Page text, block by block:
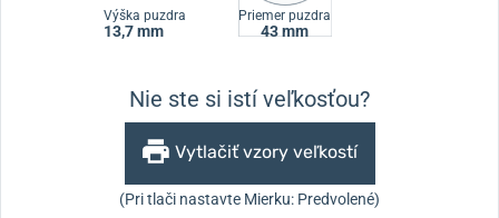
Výška puzdra
13,7 mm
Priemer puzdra
43 mm
Nie ste si istí veľkosťou?
Vytlačiť vzory veľkostí
(Pri tlači nastavte Mierku: Predvolené)